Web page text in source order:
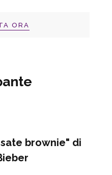
ORA
brownie" di